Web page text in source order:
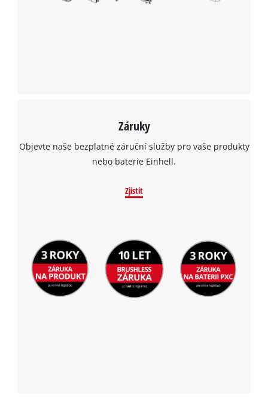
Záruky
Objevte naše bezplatné záruční služby pro vaše produkty
nebo baterie Einhell.
Zjistit